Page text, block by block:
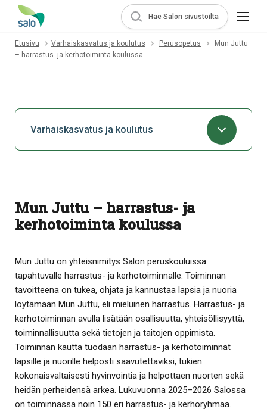
Hae Salon sivustoilta
Etusivu Varhaiskasvatus ja koulutus Perusopetus
Mun Juttu
– harrastus- ja kerhotoiminta koulussa
Varhaiskasvatus ja koulutus
Mun Juttu – harrastus- ja
kerhotoiminta koulussa
Mun Juttu on yhteisnimitys Salon peruskouluissa
tapahtuvalle harrastus- ja kerhotoiminnalle. Toiminnan
tavoitteena on tukea, ohjata ja kannustaa lapsia ja nuoria
löytämään Mun Juttu, eli mieluinen harrastus. Harrastus- ja
kerhotoiminnan avulla lisätään osallisuutta, yhteisöllisyyttä,
toiminnallisuutta sekä tietojen ja taitojen oppimista.
Toiminnan kautta tuodaan harrastus- ja kerhotoiminnat
lapsille ja nuorille helposti saavutettaviksi, tukien
kokonaisvaltaisesti hyvinvointia ja helpottaen nuorten sekä
heidän perheidensä arkea. Lukuvuonna 2025–2026 Salossa
on toiminnassa noin 150 eri harrastus- ja kerhoryhmää.